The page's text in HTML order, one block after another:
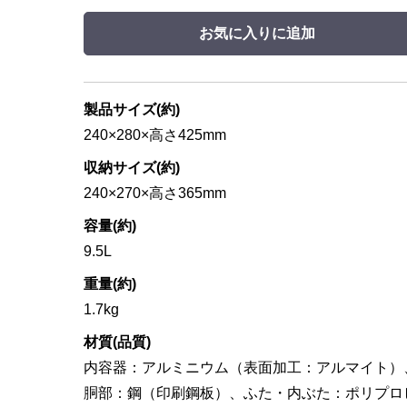
お気に入りに追加
製品サイズ(約)
240×280×高さ425mm
収納サイズ(約)
240×270×高さ365mm
容量(約)
9.5L
重量(約)
1.7kg
材質(品質)
内容器：アルミニウム（表面加工：アルマイト）
胴部：鋼（印刷鋼板）、ふた・内ぶた：ポリプロ